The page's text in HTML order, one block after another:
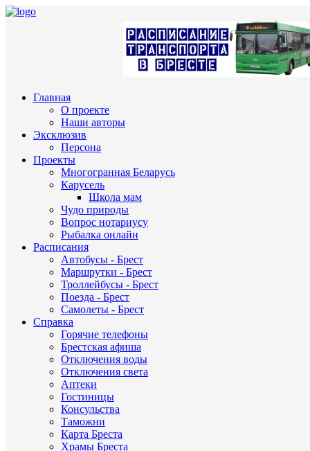
Главная
О проекте
Наши авторы
Эксклюзив
Персона
Проекты
Многогранная Беларусь
Карусель
Школа мам
Чудо природы
Вопрос нотариусу
Рыбалка онлайн
Расписания
Автобусы - Брест
Маршрутки - Брест
Троллейбусы - Брест
Поезда - Брест
Самолеты - Брест
Справка
Горячие телефоны
Брестская афиша
Отключения воды
Отключения света
Аптеки
Гостиницы
Консульства
Таможни
Карта Бреста
Храмы Бреста